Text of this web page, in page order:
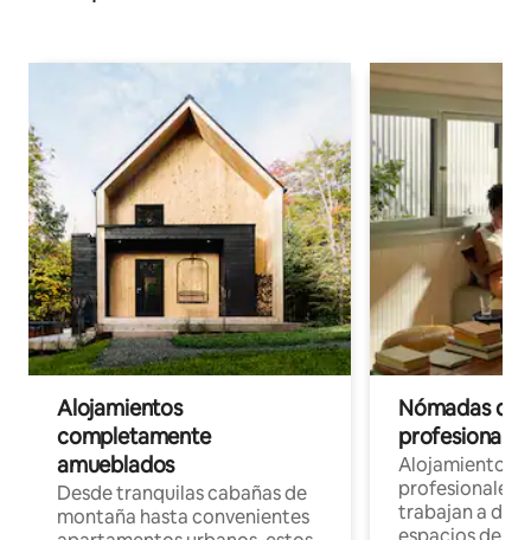
Alojamientos
completamente
amueblados
Desde tranquilas cabañas de
montaña hasta convenientes
Nómadas
Alojamientos
profesionales
trabajan a